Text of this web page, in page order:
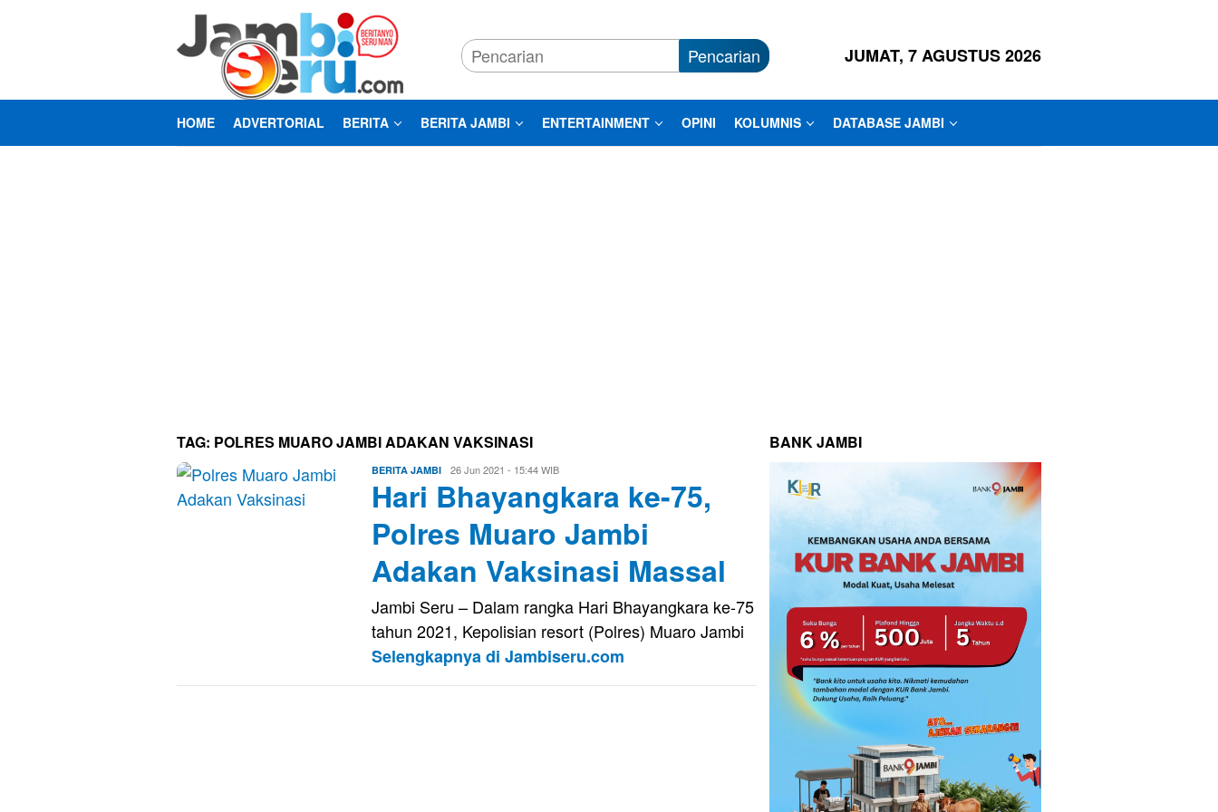
Pencarian JUMAT, 7 AGUSTUS 2026
HOME ADVERTORIAL BERITA BERITA JAMBI ENTERTAINMENT OPINI KOLUMNIS DATABASE JAMBI
TAG: POLRES MUARO JAMBI ADAKAN VAKSINASI
BERITA JAMBI Eri
Saputra
26 Jun 2021 - 15:44 WIB
Hari Bhayangkara ke-75,
Polres Muaro Jambi
Adakan Vaksinasi Massal
Jambi Seru – Dalam rangka Hari Bhayangkara ke-75
tahun 2021, Kepolisian resort (Polres) Muaro Jambi
Selengkapnya di Jambiseru.com
BANK JAMBI